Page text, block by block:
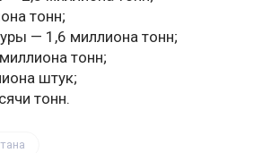
тонн;
— 1,6 миллиона тонн;
тонн;
штук;
тонн.